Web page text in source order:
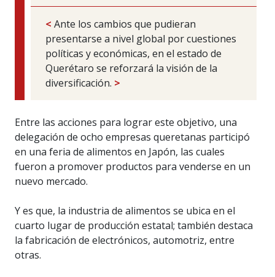
< Ante los cambios que pudieran
presentarse a nivel global por cuestiones
políticas y económicas, en el estado de
Querétaro se reforzará la visión de la
diversificación. >
Entre las acciones para lograr este objetivo, una
delegación de ocho empresas queretanas participó
en una feria de alimentos en Japón, las cuales
fueron a promover productos para venderse en un
nuevo mercado.
Y es que, la industria de alimentos se ubica en el
cuarto lugar de producción estatal; también destaca
la fabricación de electrónicos, automotriz, entre
otras.